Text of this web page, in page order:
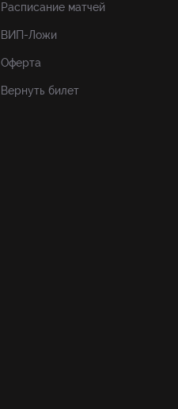
Расписание матчей
ВИП-Ложи
Оферта
Вернуть билет